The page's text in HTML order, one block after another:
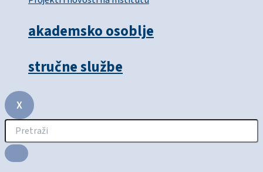
akademsko osoblje
stručne službe
X